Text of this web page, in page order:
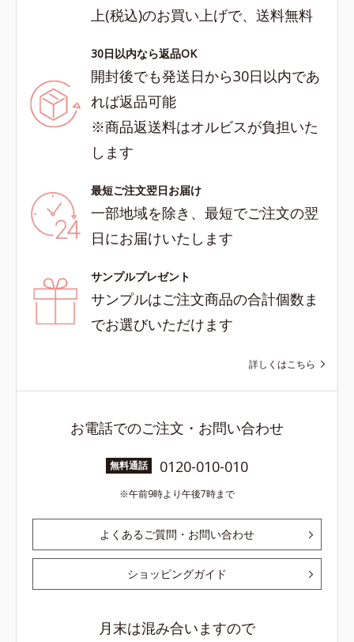
上(税込)のお買い上げで、送料無料
30日以内なら返品OK
開封後でも発送日から30日以内であ
れば返品可能
※商品返送料はオルビスが負担いた
します
最短ご注文翌日お届け
一部地域を除き、最短でご注文の翌
日にお届けいたします
サンプルプレゼント
サンプルはご注文商品の合計個数ま
でお選びいただけます
詳しくはこちら
お電話でのご注文・お問い合わせ
無料通話 0120-010-010
午前9時より午後7時まで
よくあるご質問・お問い合わせ
ショッピングガイド
月末は混み合いますので